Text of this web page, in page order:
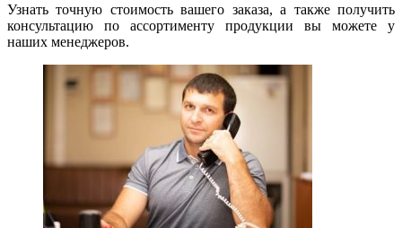
Узнать точную стоимость вашего заказа, а также получить
консультацию по ассортименту продукции вы можете у
наших менеджеров.